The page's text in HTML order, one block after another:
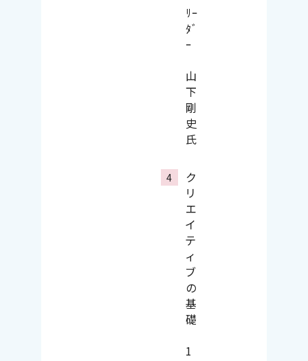
ﾘｰ
ﾀﾞ
ｰ
山
下
剛
史
氏
ク
リ
エ
イ
テ
ィ
ブ
の
基
礎
1